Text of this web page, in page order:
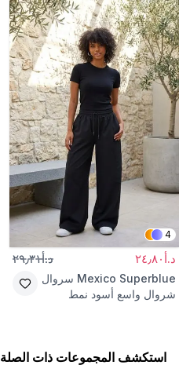
4
د.أ٢٤٫٨٠ د.أ٢٩٫٣١
Mexico Superblue سروال
شروال واسع أسود نمط
استكشف المجموعات ذات الصلة